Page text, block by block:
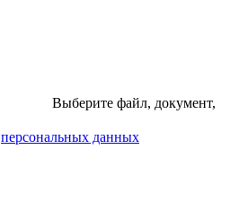
Выберите файл, документ,
персональных данных